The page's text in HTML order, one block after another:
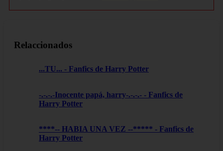
Relaccionados
...TU... - Fanfics de Harry Potter
-.-.-.-Inocente papá, harry-.-.-.- - Fanfics de
Harry Potter
****-- HABIA UNA VEZ --***** - Fanfics de
Harry Potter